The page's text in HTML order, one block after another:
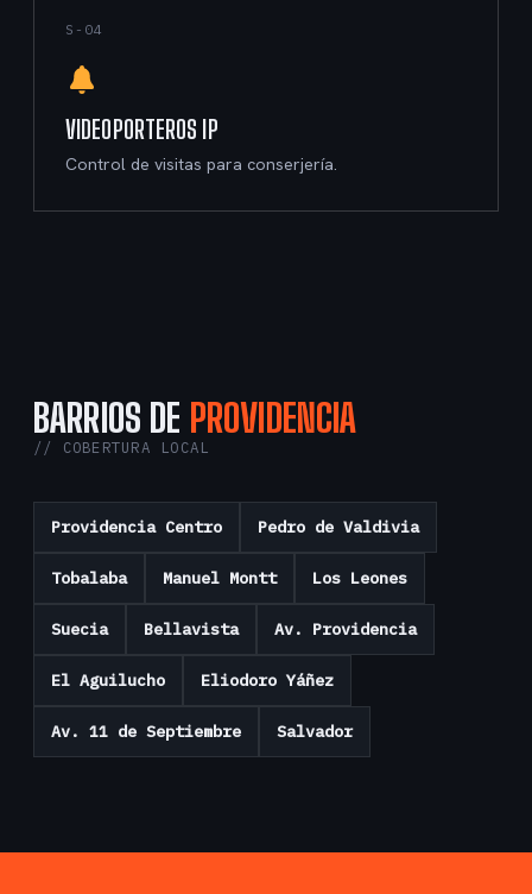
S-04
VIDEOPORTEROS IP
Control de visitas para conserjería.
BARRIOS DE PROVIDENCIA
// COBERTURA LOCAL
Providencia Centro Pedro de Valdivia
Tobalaba Manuel Montt Los Leones
Suecia Bellavista Av. Providencia
El Aguilucho Eliodoro Yáñez
Av. 11 de Septiembre Salvador